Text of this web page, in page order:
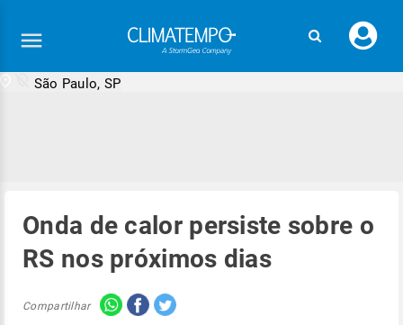
seu
São Paulo, SP
Onda de calor persiste sobre o
RS nos próximos dias
Compartilhar